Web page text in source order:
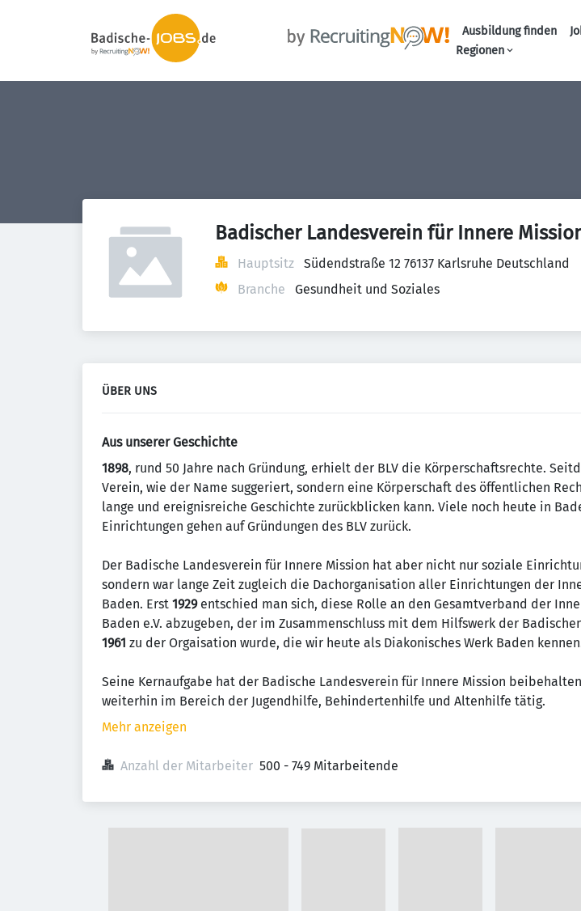
Ausbildung finden
Regionen
Badischer Landesverein für Innere
Hauptsitz
Südendstraße 12 76137 Karlsruhe Deutschland
Branche
Gesundheit und Soziales
ÜBER UNS
Aus unserer Geschichte
1898, rund 50 Jahre nach Gründung, erhielt der BLV die Körperschaftsrechte.
Verein, wie der Name suggeriert, sondern eine Körperschaft des öffentlichen
lange und ereignisreiche Geschichte zurückblicken kann. Viele noch heute in
Einrichtungen gehen auf Gründungen des BLV zurück.
Der Badische Landesverein für Innere Mission hat aber nicht nur soziale
sondern war lange Zeit zugleich die Dachorganisation aller Einrichtungen der
Baden. Erst 1929entschied man sich, diese Rolle an den Gesamtverband der
Baden e.V. abzugeben, der im Zusammenschluss mit dem Hilfswerk der
1961 zu der Orgaisation wurde, die wir heute als Diakonisches Werk Baden
Seine Kernaufgabe hat der Badische Landesverein für Innere Mission
weiterhin im Bereich der Jugendhilfe, Behindertenhilfe und Altenhilfe tätig.
Mehr anzeigen
Anzahl der Mitarbeiter 500 - 749 Mitarbeitende